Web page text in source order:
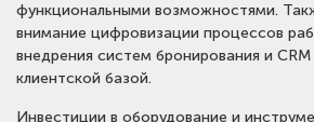
функциональными возможностями.
внимание цифровизации процессов
внедрения систем бронирования и CRM
клиентской базой.
Инвестиции в оборудование и